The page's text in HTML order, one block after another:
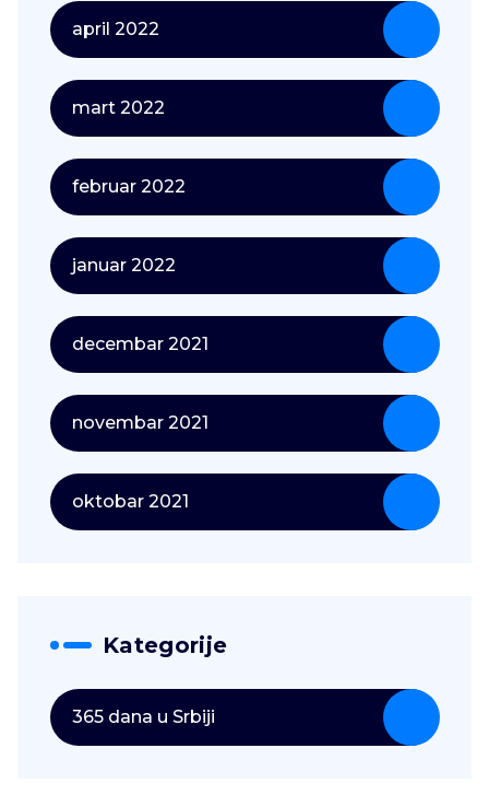
april 2022
mart 2022
februar 2022
januar 2022
decembar 2021
novembar 2021
oktobar 2021
Kategorije
365 dana u Srbiji